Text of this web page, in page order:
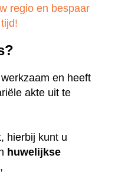
regio en bespaar
en heeft
akte uit te
hierbij kunt u
huwelijkse
,